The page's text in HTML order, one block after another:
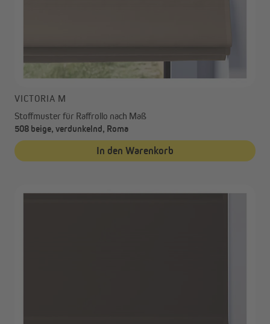
VICTORIA M
Stoffmuster für Raffrollo nach Maß
508 beige, verdunkelnd, Roma
In den Warenkorb